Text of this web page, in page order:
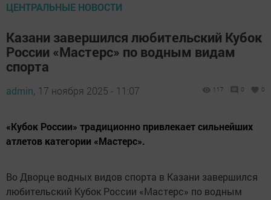
ЦЕНТРАЛЬНЫЕ НОВОСТИ
Казани завершился любительский Кубок
России «Мастерс» по водным видам
спорта
admin, 17 ноября 2025 - 11:07 117 0 0
«Кубок России» традиционно привлекает сильнейших
атлетов категории «Мастерс».
Во Дворце водных видов спорта в Казани завершился
любительский Кубок России «Мастерс» по водным